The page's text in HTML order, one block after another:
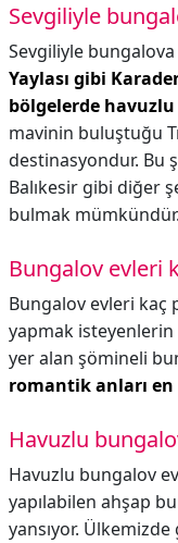
Sevgiliyle
Sevgiliyle
Yaylası gibi
bölgelerde
mavinin buluştuğu
destinasyondur. Bu
Balıkesir gibi diğer
bulmak mümkündür.
Bungalov evleri
Bungalov evleri kaç
yapmak
yer alan şömineli
romantik anları
Havuzlu
Havuzlu bungalov
yapılabilen ahşap
yansıyor.